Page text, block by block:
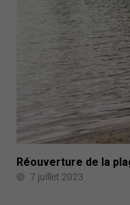
Réouverture de la
7 juillet 2023